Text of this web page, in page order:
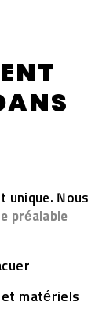
unique. Nous
préalable
et matériels